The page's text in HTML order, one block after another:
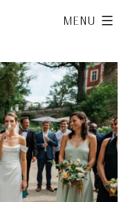
Menu